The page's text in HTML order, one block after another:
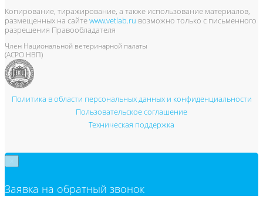
Копирование, тиражирование, а также использование материалов,
размещенных на сайтеwww.vetlab.ru возможно только с письменного
разрешения Правообладателя
Член Национальной ветеринарной палаты
(АСРО НВП)
Политика в области персональных данных и конфиденциальности
Пользовательское соглашение
Техническая поддержка
Заявка на обратный звонок